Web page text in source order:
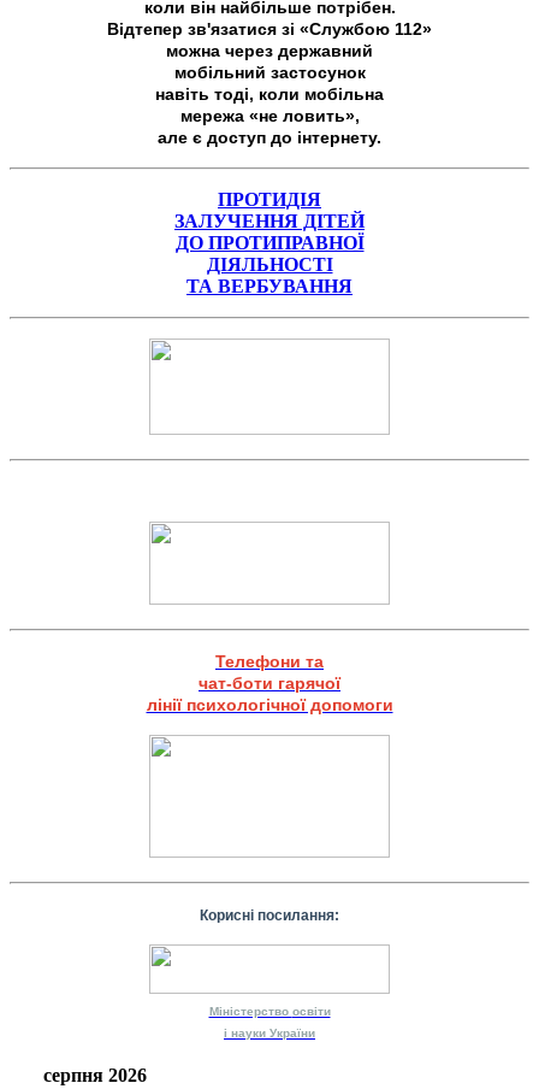
коли він найбільше потрібен.
Відтепер зв'язатися зі «Службою 112»
можна через державний
мобільний застосунок
навіть тоді, коли мобільна
мережа «не ловить»,
але є доступ до інтернету.
ПРОТИДІЯ
ЗАЛУЧЕННЯ ДІТЕЙ
ДО ПРОТИПРАВНОЇ
ДІЯЛЬНОСТІ
ТА ВЕРБУВАННЯ
Телефони та
чат-боти гарячої
лінії психологічної допомоги
Корисні посилання:
Міністерство освіти
і науки України
серпня 2026